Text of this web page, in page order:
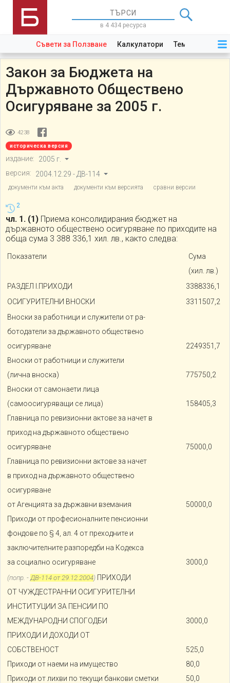
в 4 434 ресурса
Съвети за Ползване Калкулатори Теми Закони
Закон за Бюджета на
Държавното Обществено
Осигуряване за 2005 г.
4238
историческа версия
издание:
2005 г.
версия:
2004.12.29 - ДВ-114
документи към акта документи към версията сравни версии
2
чл. 1. (1) Приема консолидирания бюджет на
държавното обществено осигуряване по приходите на
обща сума 3 388 336,1 хил. лв., както следва:
Показатели
Сума
(хил. лв.)
РАЗДЕЛ I.ПРИХОДИ
3388336,1
ОСИГУРИТЕЛНИ ВНОСКИ
3311507,2
Вноски за работници и служители от ра-
ботодатели за държавното обществено
осигуряване
2249351,7
Вноски от работници и служители
(лична вноска)
775750,2
Вноски от самонаети лица
(самоосигуряващи се лица)
158405,3
Главница по ревизионни актове за начет в
приход на държавното обществено
осигуряване
75000,0
Главница по ревизионни актове за начет
в приход на държавното обществено
осигуряване
от Агенцията за държавни вземания
50000,0
Приходи от професионалните пенсионни
фондове по § 4, ал. 4 от преходните и
заключителните разпоредби на Кодекса
за социално осигуряване
3000,0
(попр. - ДВ-114 от 29.12.2004) ПРИХОДИ
ОТ ЧУЖДЕСТРАННИ ОСИГУРИТЕЛНИ
ИНСТИТУЦИИ ЗА ПЕНСИИ ПО
МЕЖДУНАРОДНИ СПОГОДБИ
3000,0
ПРИХОДИ И ДОХОДИ ОТ
СОБСТВЕНОСТ
525,0
Приходи от наеми на имущество
80,0
Приходи от лихви по текущи банкови сметки
50,0